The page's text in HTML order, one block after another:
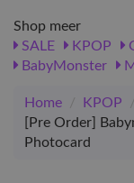
Shop meer
SALE
KPOP
BabyMonster
Home / KPOP /
[Pre Order]
Photocard